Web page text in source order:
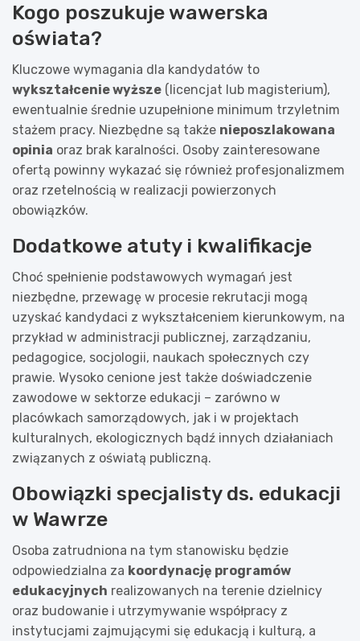
Kogo poszukuje wawerska
oświata?
Kluczowe wymagania dla kandydatów to
wykształcenie wyższe (licencjat lub magisterium),
ewentualnie średnie uzupełnione minimum trzyletnim
stażem pracy. Niezbędne są także nieposzlakowana
opinia oraz brak karalności. Osoby zainteresowane
ofertą powinny wykazać się również profesjonalizmem
oraz rzetelnością w realizacji powierzonych
obowiązków.
Dodatkowe atuty i kwalifikacje
Choć spełnienie podstawowych wymagań jest
niezbędne, przewagę w procesie rekrutacji mogą
uzyskać kandydaci z wykształceniem kierunkowym, na
przykład w administracji publicznej, zarządzaniu,
pedagogice, socjologii, naukach społecznych czy
prawie. Wysoko cenione jest także doświadczenie
zawodowe w sektorze edukacji – zarówno w
placówkach samorządowych, jak i w projektach
kulturalnych, ekologicznych bądź innych działaniach
związanych z oświatą publiczną.
Obowiązki specjalisty ds. edukacji
w Wawrze
Osoba zatrudniona na tym stanowisku będzie
odpowiedzialna za koordynację programów
edukacyjnych realizowanych na terenie dzielnicy
oraz budowanie i utrzymywanie współpracy z
instytucjami zajmującymi się edukacją i kulturą, a